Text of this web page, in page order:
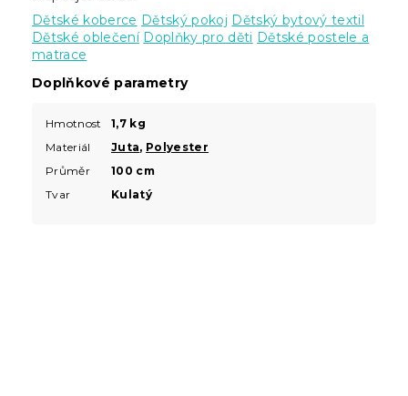
Dětské koberce Dětský pokoj Dětský bytový textil
Dětské oblečení Doplňky pro děti Dětské postele a
matrace
Doplňkové parametry
Hmotnost
1,7 kg
Materiál
Juta, Polyester
Průměr
100 cm
Tvar
Kulatý